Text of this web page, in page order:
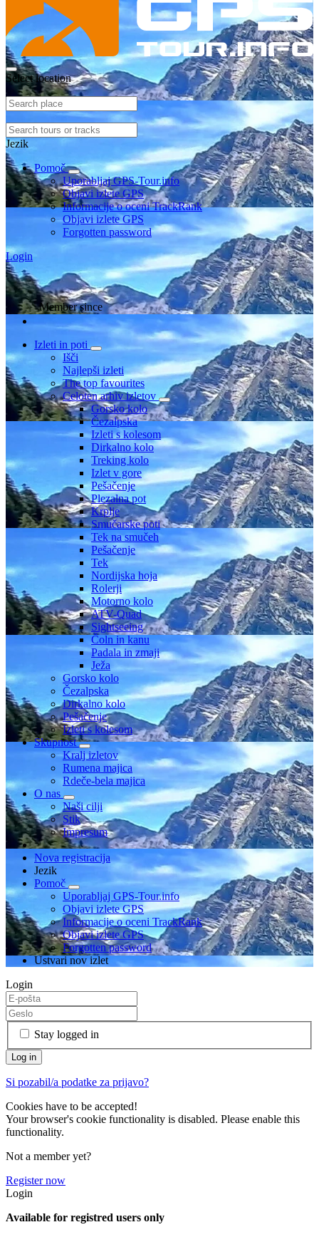
Select location
Jezik
Pomoč
Uporabljaj GPS-Tour.info
Objavi izlete GPS
Informacije o oceni TrackRank
Objavi izlete GPS
Forgotten password
Login
Member since
Izleti in poti
Išči
Najlepši izleti
The top favourites
Celoten arhiv izletov
Gorsko kolo
Čezalpska
Izleti s kolesom
Dirkalno kolo
Treking kolo
Izlet v gore
Pešačenje
Plezalna pot
Krplje
Smučarske poti
Tek na smučeh
Pešačenje
Tek
Nordijska hoja
Rolerji
Motorno kolo
ATV-Quad
Sightseeing
Čoln in kanu
Padala in zmaji
Ježa
Gorsko kolo
Čezalpska
Dirkalno kolo
Pešačenje
Izleti s kolesom
Skupnost
Kralj izletov
Rumena majica
Rdeče-bela majica
O nas
Naši cilji
Stik
Impresum
Nova registracija
Jezik
Pomoč
Uporabljaj GPS-Tour.info
Objavi izlete GPS
Informacije o oceni TrackRank
Objavi izlete GPS
Forgotten password
Ustvari nov izlet
Login
Stay logged in
Si pozabil/a podatke za prijavo?
Cookies have to be accepted!
Your browser's cookie functionality is disabled. Please enable this
functionality.
Not a member yet?
Register now
Login
Available for registred users only